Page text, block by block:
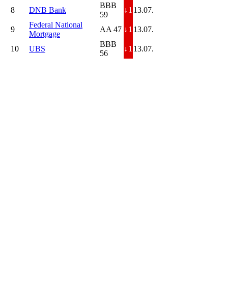
8 DNB Bank
BBB
59
↓ 1 13.07.
9
Federal National
Mortgage
AA 47 ↓ 1 13.07.
10 UBS
BBB
56
↓ 1 13.07.